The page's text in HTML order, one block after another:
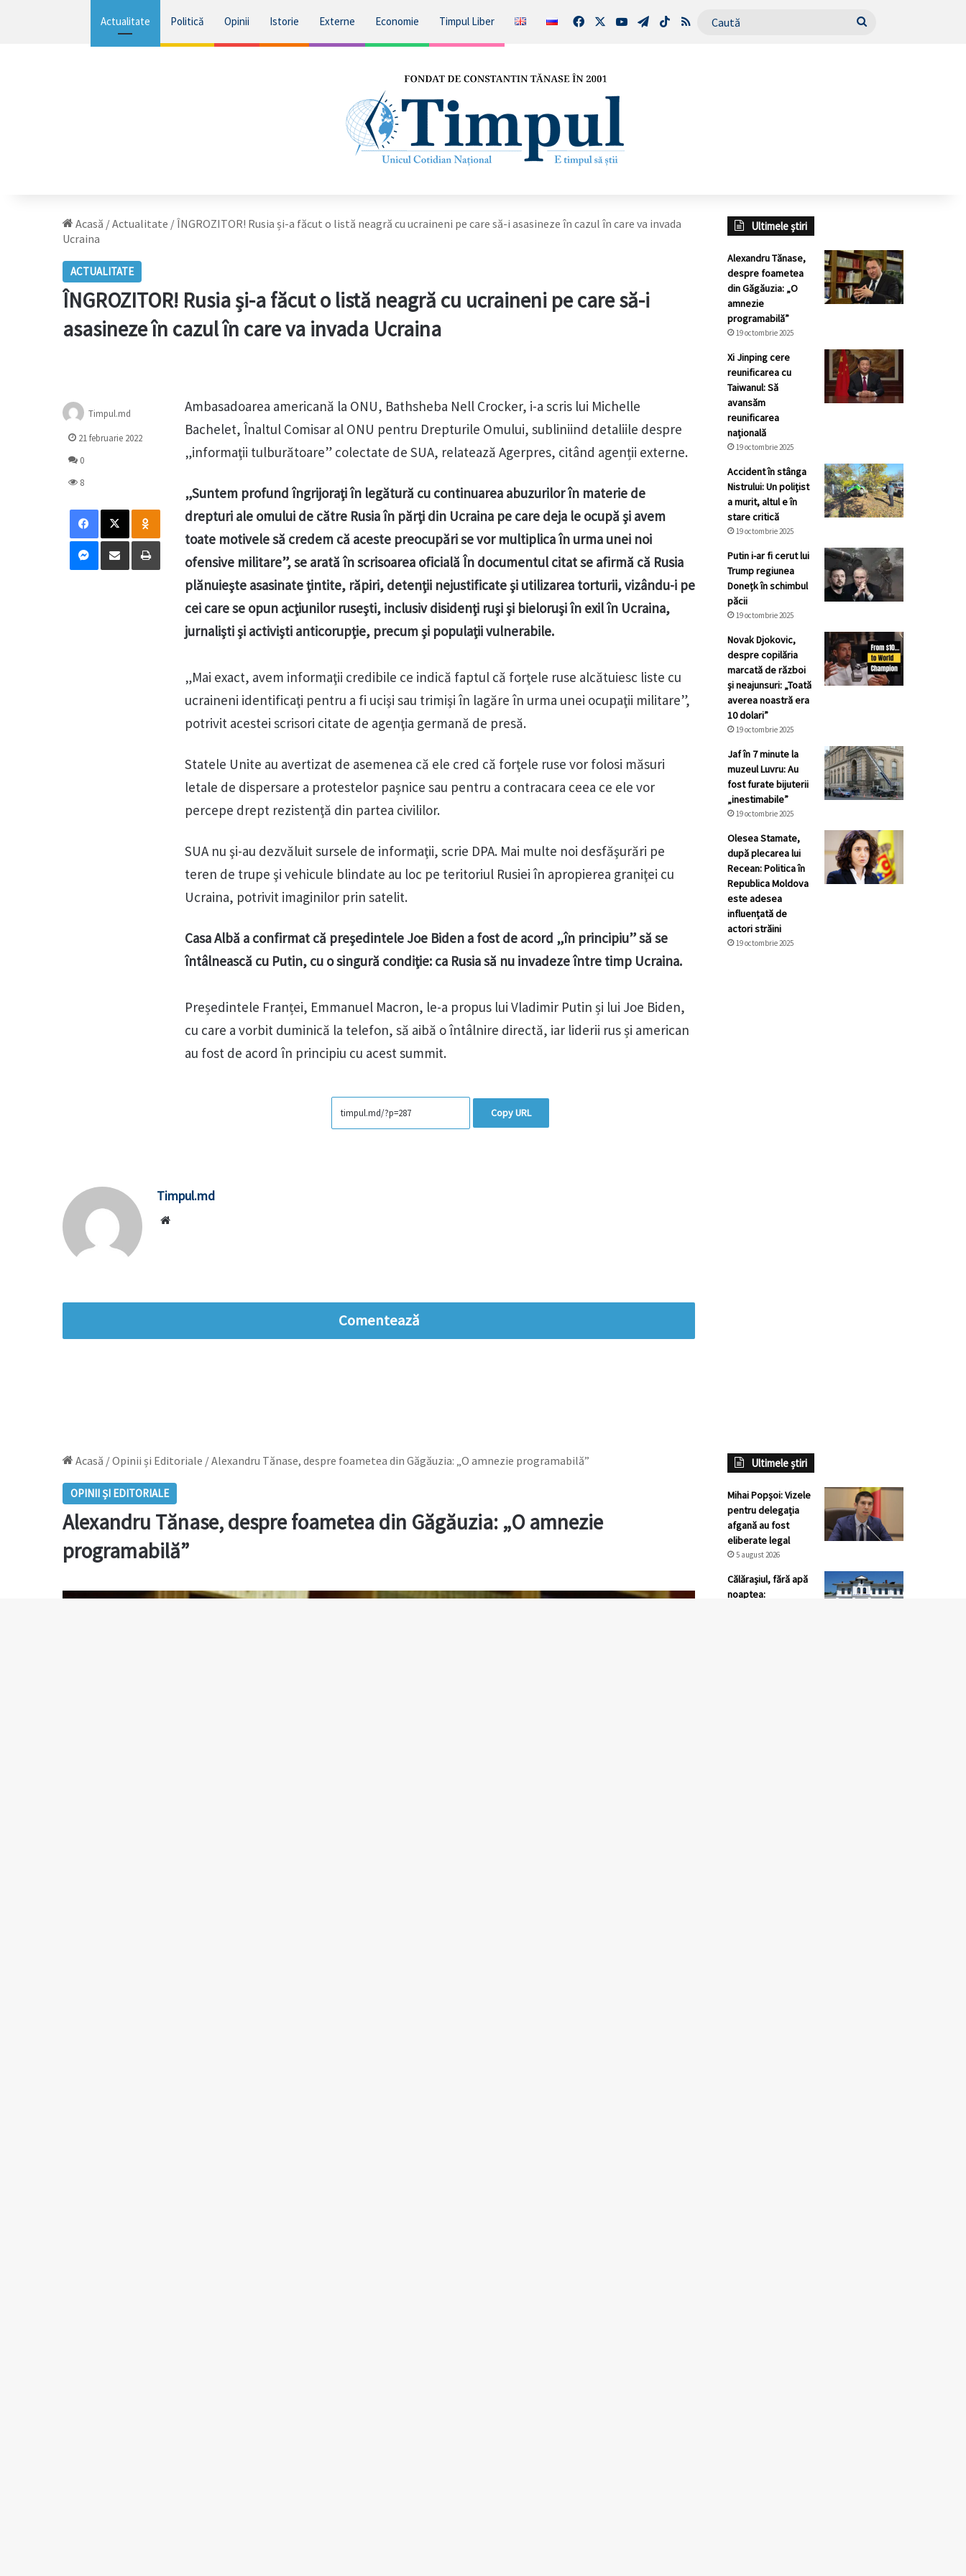
Actualitate Politică Opinii Istorie Externe Economie Timpul Liber FacebookYouTubeTelegram
TikTokRSS Caută
Acasă /Actualitate /ÎNGROZITOR! Rusia și-a făcut o listă neagră cu ucraineni pe care să-i asasineze în cazul în care va invada
Ucraina
ACTUALITATE
ÎNGROZITOR! Rusia și-a făcut o listă neagră cu ucraineni pe care să-i
asasineze în cazul în care va invada Ucraina
Ambasadoarea americană la ONU, Bathsheba Nell Crocker, i-a scris lui Michelle
Bachelet, Înaltul Comisar al ONU pentru Drepturile Omului, subliniind detaliile despre
„informaţii tulburătoare” colectate de SUA, relatează Agerpres, citând agenții externe.
„Suntem profund îngrijoraţi în legătură cu continuarea abuzurilor în materie de
drepturi ale omului de către Rusia în părţi din Ucraina pe care deja le ocupă şi avem
toate motivele să credem că aceste preocupări se vor multiplica în urma unei noi
ofensive militare”, se arată în scrisoarea oficială În documentul citat se afirmă că Rusia
plănuieşte asasinate ţintite, răpiri, detenţii nejustificate şi utilizarea torturii, vizându-i pe
cei care se opun acţiunilor ruseşti, inclusiv disidenţi ruşi şi bieloruşi în exil în Ucraina,
jurnalişti şi activişti anticorupţie, precum şi populaţii vulnerabile.
„Mai exact, avem informaţii credibile ce indică faptul că forţele ruse alcătuiesc liste cu
ucraineni identificaţi pentru a fi ucişi sau trimişi în lagăre în urma unei ocupaţii militare”,
potrivit acestei scrisori citate de agenţia germană de presă.
Statele Unite au avertizat de asemenea că ele cred că forţele ruse vor folosi măsuri
letale de dispersare a protestelor paşnice sau pentru a contracara ceea ce ele vor
percepe drept rezistenţă din partea civililor.
SUA nu şi-au dezvăluit sursele de informaţii, scrie DPA. Mai multe noi desfăşurări pe
teren de trupe şi vehicule blindate au loc pe teritoriul Rusiei în apropierea graniţei cu
Ucraina, potrivit imaginilor prin satelit.
Casa Albă a confirmat că preşedintele Joe Biden a fost de acord „în principiu” să se
întâlnească cu Putin, cu o singură condiţie: ca Rusia să nu invadeze între timp Ucraina.
Președintele Franței, Emmanuel Macron, le-a propus lui Vladimir Putin și lui Joe Biden,
cu care a vorbit duminică la telefon, să aibă o întâlnire directă, iar liderii rus și american
au fost de acord în principiu cu acest summit.
Copy URL
Timpul.md
21 februarie 2022
0
8
Facebook
X Odnoklassniki
Messenger
Distribuie prin mail Tipărește
Timpul.md
Comentează
Ultimele știri
Alexandru Tănase,
despre foametea
din Găgăuzia: „O
amnezie
programabilă”
19 octombrie 2025
Xi Jinping cere
reunificarea cu
Taiwanul: Să
avansăm
reunificarea
națională
19 octombrie 2025
Accident în stânga
Nistrului: Un polițist
a murit, altul e în
stare critică
19 octombrie 2025
Putin i-ar fi cerut lui
Trump regiunea
Donețk în schimbul
păcii
19 octombrie 2025
Novak Djokovic,
despre copilăria
marcată de război
și neajunsuri: „Toată
averea noastră era
10 dolari”
19 octombrie 2025
Jaf în 7 minute la
muzeul Luvru: Au
fost furate bijuterii
„inestimabile”
19 octombrie 2025
Olesea Stamate,
după plecarea lui
Recean: Politica în
Republica Moldova
este adesea
influențată de
actori străini
19 octombrie 2025